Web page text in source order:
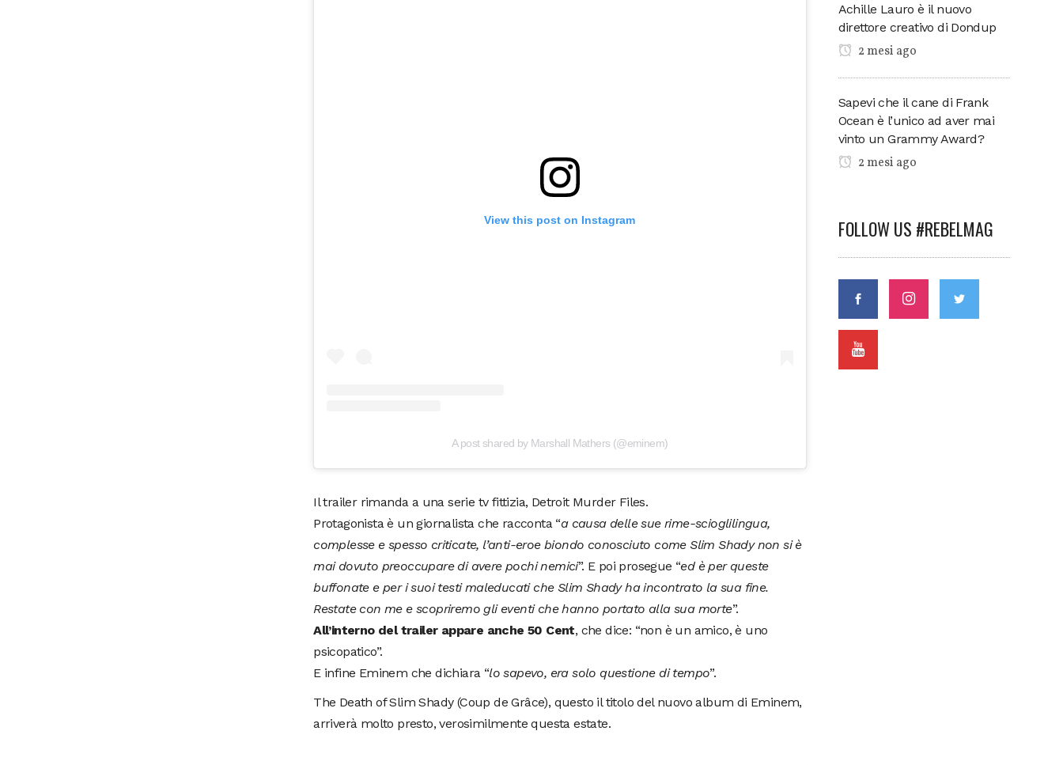
View this post on Instagram
A post shared by Marshall Mathers (@eminem)
Il trailer rimanda a una serie tv fittizia, Detroit Murder Files.
Protagonista è un giornalista che racconta “a causa delle sue rime-scioglilingua,
complesse e spesso criticate, l’anti-eroe biondo conosciuto come Slim Shady non si è
mai dovuto preoccupare di avere pochi nemici”. E poi prosegue “ed è per queste
buffonate e per i suoi testi maleducati che Slim Shady ha incontrato la sua fine.
Restate con me e scopriremo gli eventi che hanno portato alla sua morte”.
All’interno del trailer appare anche 50 Cent, che dice: “non è un amico, è uno
psicopatico”.
E infine Eminem che dichiara “lo sapevo, era solo questione di tempo”.
The Death of Slim Shady (Coup de Grâce), questo il titolo del nuovo album di Eminem,
arriverà molto presto, verosimilmente questa estate.
Achille Lauro è il nuovo
direttore creativo di Dondup
2 mesi ago
Sapevi che il cane di Frank
Ocean è l’unico ad aver mai
vinto un Grammy Award?
2 mesi ago
FOLLOW US #REBELMAG